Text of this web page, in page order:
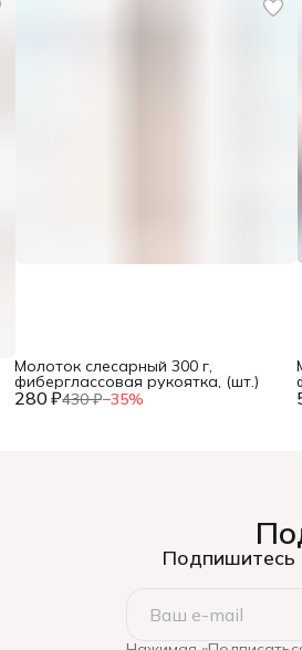
280 ₽430 ₽−35%
Молоток слесарный 300 г,
фиберглассовая рукоятка, (шт.)
Подпишитесь